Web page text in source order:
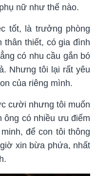
nữ như thế nào.
tốt, là trưởng phòng
thiết, có gia đình
có nhu cầu gắn bó
Nhưng tôi lại rất yêu
của riêng mình.
cười nhưng tôi muốn
ông có nhiều ưu điểm
để con tôi thông
xin bừa phứa, nhất